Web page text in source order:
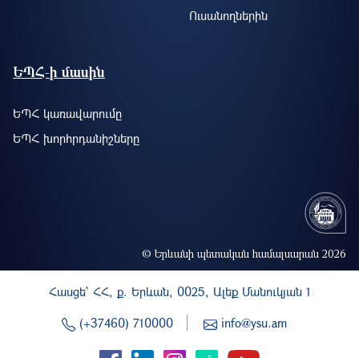
Ուսանողներին
ԵՊՀ-ի մասին
ԵՊՀ կառավարումը
ԵՊՀ խորհրդանիշները
© Երևանի պետական համալսարան 2026
Հասցե` ՀՀ, ք. Երևան, 0025, Ալեք Մանուկյան 1
(+37460) 710000
info@ysu.am